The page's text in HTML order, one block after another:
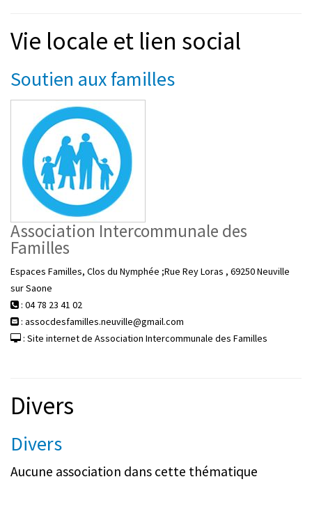
Vie locale et lien social
Soutien aux familles
Association Intercommunale des
Familles
Espaces Familles, Clos du Nymphée ;Rue Rey Loras , 69250 Neuville
sur Saone
: 04 78 23 41 02
: assocdesfamilles.neuville@gmail.com
: Site internet de Association Intercommunale des Familles
Divers
Divers
Aucune association dans cette thématique